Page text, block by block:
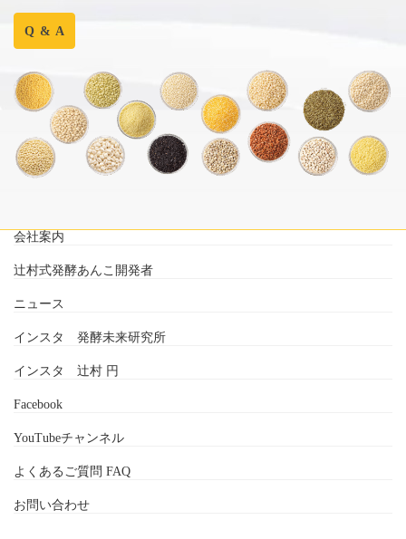
Q & A
会社案内
辻村式発酵あんこ開発者
ニュース
インスタ 発酵未来研究所
インスタ 辻村 円
Facebook
YouTubeチャンネル
よくあるご質問 FAQ
お問い合わせ